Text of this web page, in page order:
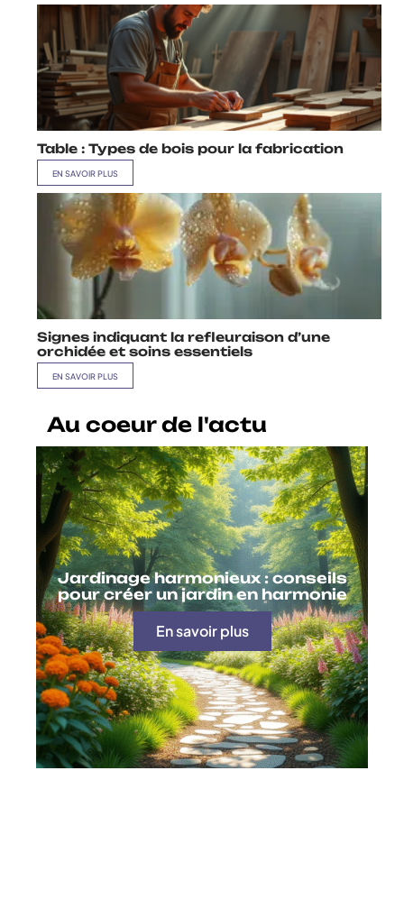
Table : Types de bois pour la fabrication
EN SAVOIR PLUS
Signes indiquant la refleuraison d’une
orchidée et soins essentiels
EN SAVOIR PLUS
Au coeur de l'actu
Jardinage harmonieux : conseils
pour créer un jardin en harmonie
En savoir plus